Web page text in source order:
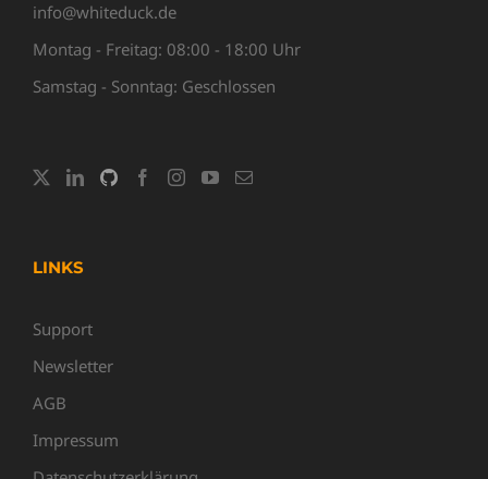
info@whiteduck.de
Montag - Freitag: 08:00 - 18:00 Uhr
Samstag - Sonntag: Geschlossen
LINKS
Support
Newsletter
AGB
Impressum